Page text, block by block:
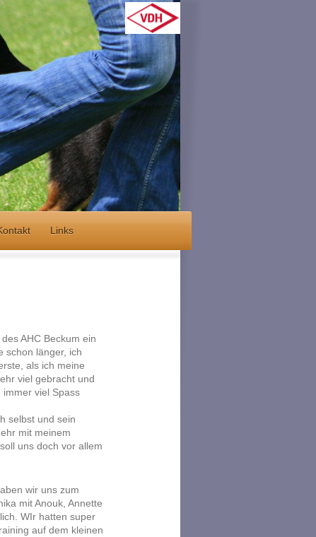
Links
AHC Beckum ein
schon länger, ich
als ich meine
viel gebracht und
viel Spass
selbst und sein
mit meinem
uns doch vor allem
wir uns zum
mit Anouk, Annette
WIr hatten super
auf dem kleinen